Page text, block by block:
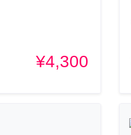
¥4,300